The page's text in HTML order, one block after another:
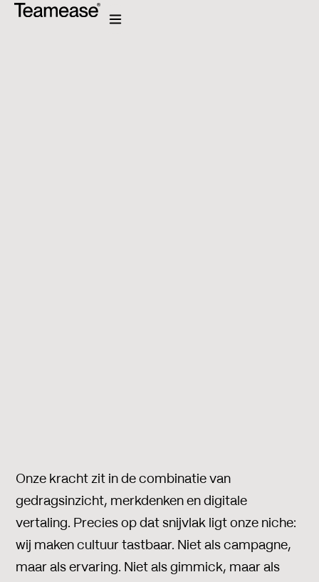
Onze kracht zit in de combinatie van
gedragsinzicht, merkdenken en digitale
vertaling. Precies op dat snijvlak ligt onze niche:
wij maken cultuur tastbaar. Niet als campagne,
maar als ervaring. Niet als gimmick, maar als